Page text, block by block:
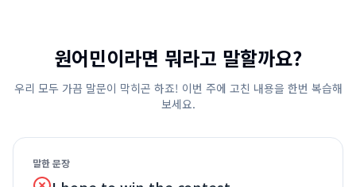
원어민이라면 뭐라고 말할까요?
우리 모두 가끔 말문이 막히곤 하죠! 이번 주에 고친 내용을 한번 복습해
보세요.
말한 문장